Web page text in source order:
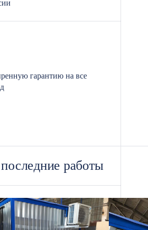
гарантию на все
работы